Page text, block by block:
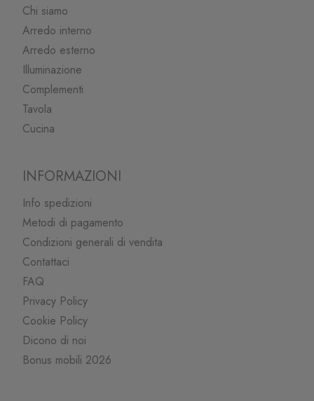
Chi siamo
Arredo interno
Arredo esterno
Illuminazione
Complementi
Tavola
Cucina
INFORMAZIONI
Info spedizioni
Metodi di pagamento
Condizioni generali di vendita
Contattaci
FAQ
Privacy Policy
Cookie Policy
Dicono di noi
Bonus mobili 2026